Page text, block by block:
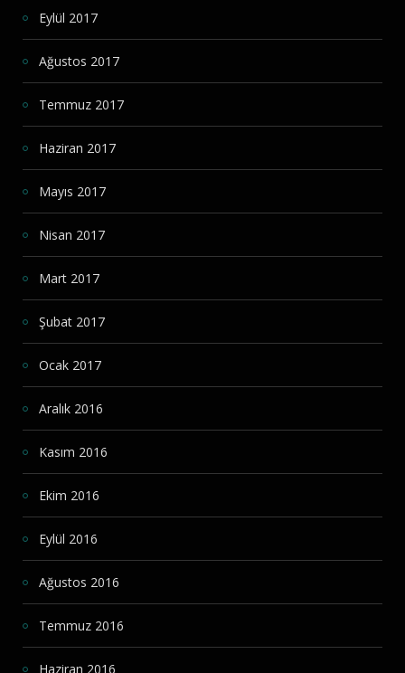
Eylül 2017
Ağustos 2017
Temmuz 2017
Haziran 2017
Mayıs 2017
Nisan 2017
Mart 2017
Şubat 2017
Ocak 2017
Aralık 2016
Kasım 2016
Ekim 2016
Eylül 2016
Ağustos 2016
Temmuz 2016
Haziran 2016